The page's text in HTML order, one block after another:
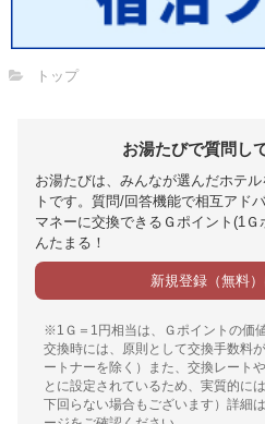
トップ
お湯たびで質問し
お湯たびは、みんなが選んだホテ
トです。質問/回答機能で相互アド
マネーに交換できるＧポイント(1
んたまる！
新規登録（無料
※1Ｇ＝1円相当は、Ｇポイントの価
交換時には、原則として交換手数料
ートナーを除く）また、交換レート
とに設定されているため、実質的に
下回らない場合もございます）詳細